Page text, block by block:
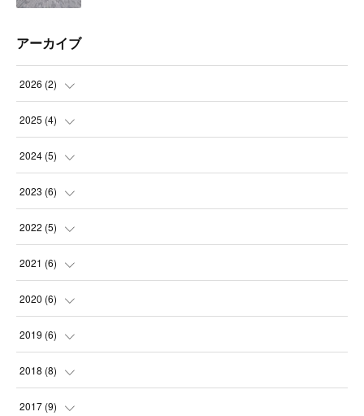
アーカイブ
2026 (2)
( )
2025 (4)
( )
( )
(
(
2024 (5)
( )
( )
(
(
2023 (6)
( )
( )
(
(
2022 (5)
( )
( )
(
(
2021 (6)
( )
( )
(
2020 (6)
( )
( )
(
2019 (6)
( )
( )
2018 (8)
( )
2017 (9)